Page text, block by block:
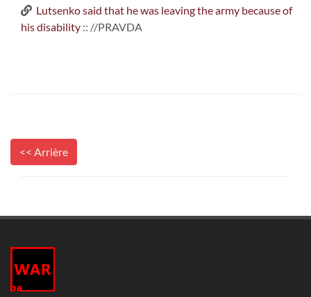
Lutsenko said that he was leaving the army because of
his disability :: //PRAVDA
<< Arrière